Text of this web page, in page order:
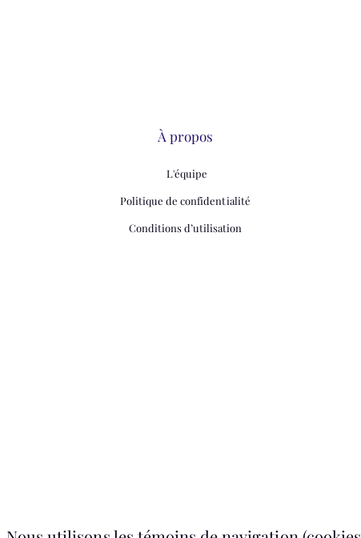
À propos
L'équipe
Politique de confidentialité
Conditions d’utilisation